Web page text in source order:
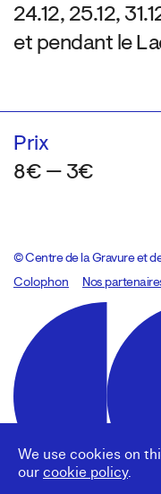
We use cookies on
our cookie policy.
24.12, 25.12,
et pendant le
Prix
8€ — 3€
© Centre de la Gravure et
Colophon
Design:Marcel Kaczmarek,
Nos